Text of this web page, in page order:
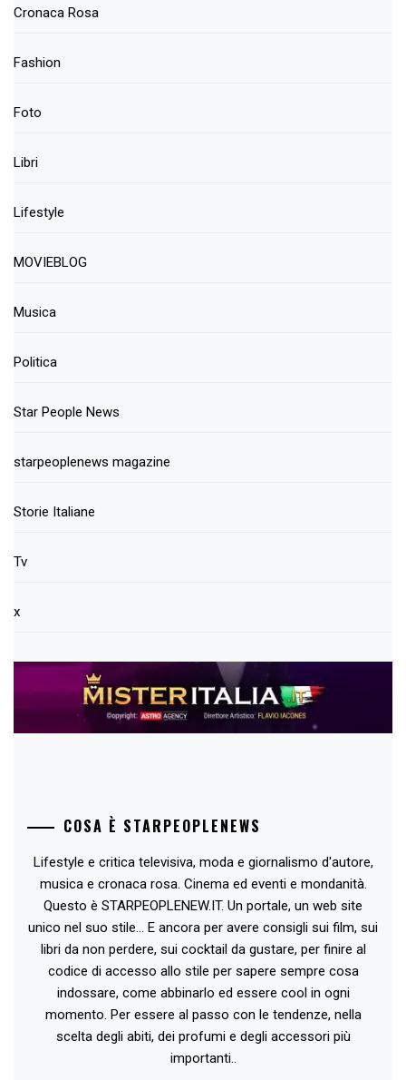
Cronaca Rosa
Fashion
Foto
Libri
Lifestyle
MOVIEBLOG
Musica
Politica
Star People News
starpeoplenews magazine
Storie Italiane
Tv
x
COSA È STARPEOPLENEWS
Lifestyle e critica televisiva, moda e giornalismo d'autore,
musica e cronaca rosa. Cinema ed eventi e mondanità.
Questo è STARPEOPLENEW.IT. Un portale, un web site
unico nel suo stile... E ancora per avere consigli sui film, sui
libri da non perdere, sui cocktail da gustare, per finire al
codice di accesso allo stile per sapere sempre cosa
indossare, come abbinarlo ed essere cool in ogni
momento. Per essere al passo con le tendenze, nella
scelta degli abiti, dei profumi e degli accessori più
importanti..